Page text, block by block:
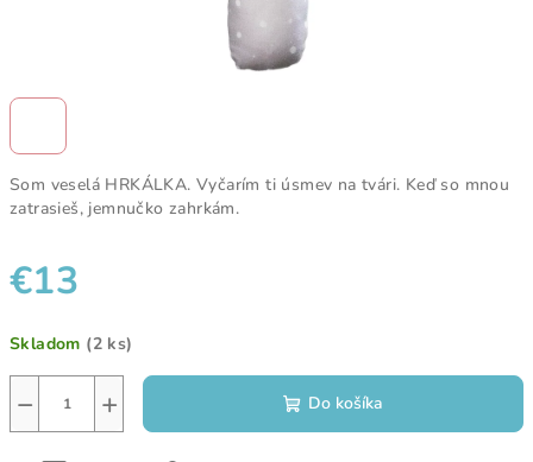
Som veselá HRKÁLKA. Vyčarím ti úsmev na tvári. Keď so mnou
zatrasieš, jemnučko zahrkám.
€13
cena:
Skladom (2 ks)
+
− Do košíka